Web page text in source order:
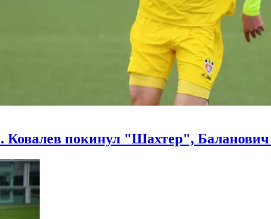
Ковалев покинул "Шахтер",